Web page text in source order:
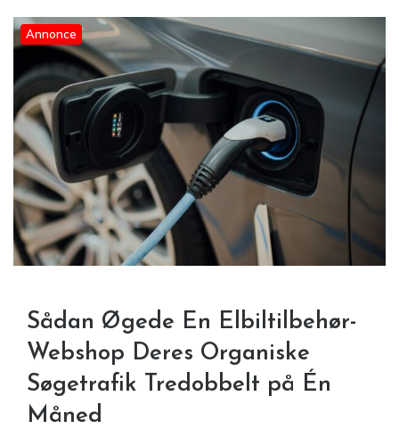
Annonce
Sådan Øgede En Elbiltilbehør-
Webshop Deres Organiske
Søgetrafik Tredobbelt på Én
Måned